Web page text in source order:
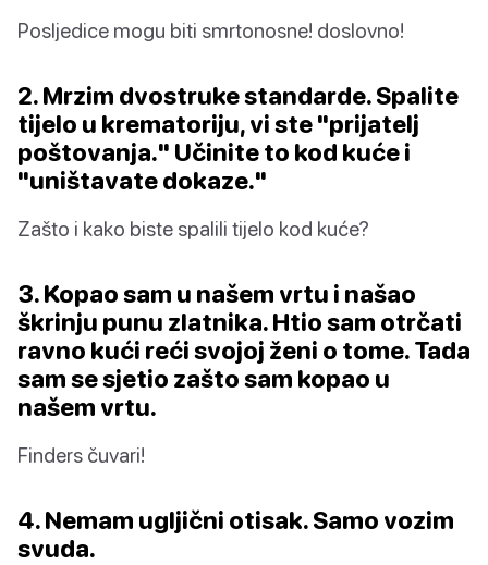
Posljedice mogu biti smrtonosne! doslovno!
2. Mrzim dvostruke standarde. Spalite
tijelo u krematoriju, vi ste "prijatelj
poštovanja." Učinite to kod kuće i
"uništavate dokaze."
Zašto i kako biste spalili tijelo kod kuće?
3. Kopao sam u našem vrtu i našao
škrinju punu zlatnika. Htio sam otrčati
ravno kući reći svojoj ženi o tome. Tada
sam se sjetio zašto sam kopao u
našem vrtu.
Finders čuvari!
4. Nemam ugljični otisak. Samo vozim
svuda.